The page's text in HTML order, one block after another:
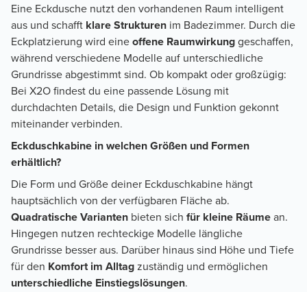
Eine Eckdusche nutzt den vorhandenen Raum intelligent
aus und schafft klare Strukturen im Badezimmer. Durch die
Eckplatzierung wird eineoffene Raumwirkunggeschaffen,
während verschiedene Modelle auf unterschiedliche
Grundrisse abgestimmt sind. Ob kompakt oder großzügig:
Bei X2O findest du eine passende Lösung mit
durchdachten Details, die Design und Funktion gekonnt
miteinander verbinden.
Eckduschkabine in welchen Größen und Formen
erhältlich?
Die Form und Größe deiner Eckduschkabine hängt
hauptsächlich von der verfügbaren Fläche ab.
Quadratische Varianten bieten sich für kleine Räumean.
Hingegen nutzen rechteckige Modelle längliche
Grundrisse besser aus. Darüber hinaus sind Höhe und Tiefe
für den Komfort im Alltagzuständig und ermöglichen
unterschiedliche Einstiegslösungen.